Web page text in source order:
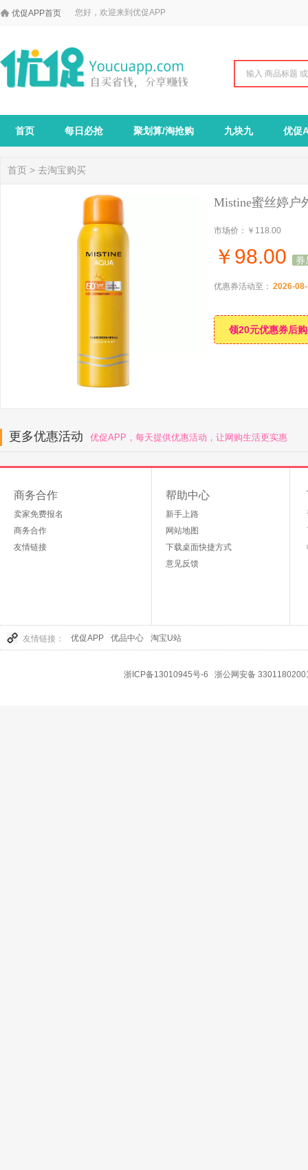
 优促APP首页 您好，欢迎来到优促APP
首页 每日必抢 聚划算/淘抢购 九块九 优促
首页 > 去淘宝购买
Mistine蜜丝婷户
市场价： ￥118.00
￥ 98.00 券
优惠券活动至： 2026-
领20元优惠券后
更多优惠活动 优促APP，每天提供优惠活动，让网购生活更实惠
商务合作
卖家免费报名
商务合作
友情链接
帮助中心
新手上路
网站地图
下载桌面快捷方式
意见反馈
友情链接： 优促APP 优品中心 淘宝U站
浙ICP备13010945号-6 浙公网安备